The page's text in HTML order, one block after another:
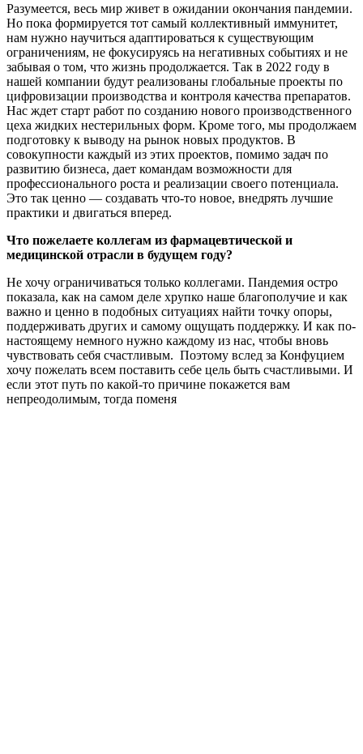
Разумеется, весь мир живет в ожидании окончания пандемии.
Но пока формируется тот самый коллективный иммунитет,
нам нужно научиться адаптироваться к существующим
ограничениям, не фокусируясь на негативных событиях и не
забывая о том, что жизнь продолжается. Так в 2022 году в
нашей компании будут реализованы глобальные проекты по
цифровизации производства и контроля качества препаратов.
Нас ждет старт работ по созданию нового производственного
цеха жидких нестерильных форм. Кроме того, мы продолжаем
подготовку к выводу на рынок новых продуктов. В
совокупности каждый из этих проектов, помимо задач по
развитию бизнеса, дает командам возможности для
профессионального роста и реализации своего потенциала.
Это так ценно — создавать что-то новое, внедрять лучшие
практики и двигаться вперед.
Что пожелаете коллегам из фармацевтической и
медицинской отрасли в будущем году?
Не хочу ограничиваться только коллегами. Пандемия остро
показала, как на самом деле хрупко наше благополучие и как
важно и ценно в подобных ситуациях найти точку опоры,
поддерживать других и самому ощущать поддержку. И как по-
настоящему немного нужно каждому из нас, чтобы вновь
чувствовать себя счастливым. Поэтому вслед за Конфуцием
хочу пожелать всем поставить себе цель быть счастливыми. И
если этот путь по какой-то причине покажется вам
непреодолимым, тогда поменя